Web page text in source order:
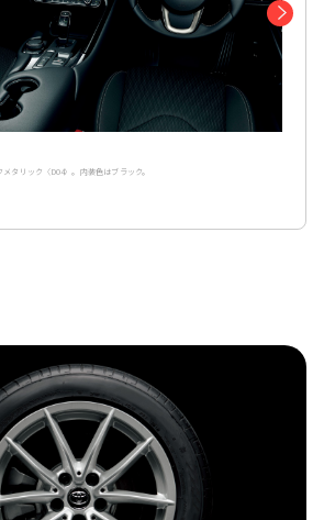
タリック〈D04〉。内装色はブラック。